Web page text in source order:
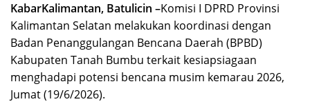
KabarKalimantan, Batulicin –Komisi I DPRD Provinsi
Kalimantan Selatan melakukan koordinasi dengan
Badan Penanggulangan Bencana Daerah (BPBD)
Kabupaten Tanah Bumbu terkait kesiapsiagaan
menghadapi potensi bencana musim kemarau 2026,
Jumat (19/6/2026).